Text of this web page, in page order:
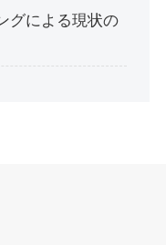
グによる現状の